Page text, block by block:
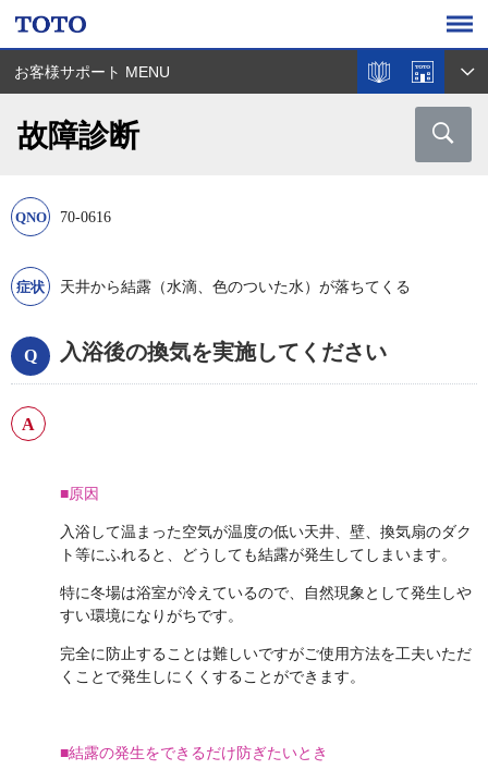
お客様サポート MENU
故障診断
70-0616
天井から結露（水滴、色のついた水）が落ちてくる
入浴後の換気を実施してください
■原因
入浴して温まった空気が温度の低い天井、壁、換気扇のダク
ト等にふれると、どうしても結露が発生してしまいます。
特に冬場は浴室が冷えているので、自然現象として発生しや
すい環境になりがちです。
完全に防止することは難しいですがご使用方法を工夫いただ
くことで発生しにくくすることができます。
■結露の発生をできるだけ防ぎたいとき